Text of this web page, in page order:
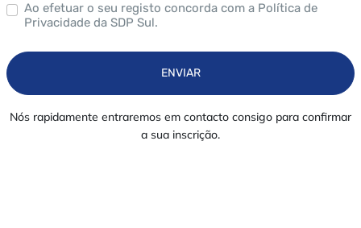
Ao efetuar o seu registo concorda com a Política de
Privacidade da SDP Sul.
ENVIAR
Nós rapidamente entraremos em contacto consigo para confirmar
a sua inscrição.